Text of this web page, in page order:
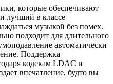
которые обеспечивают
лучший в классе
музыкой без помех.
подходит для длительного
автоматически
Поддержка
кодекам LDAC и
впечатление, будто вы